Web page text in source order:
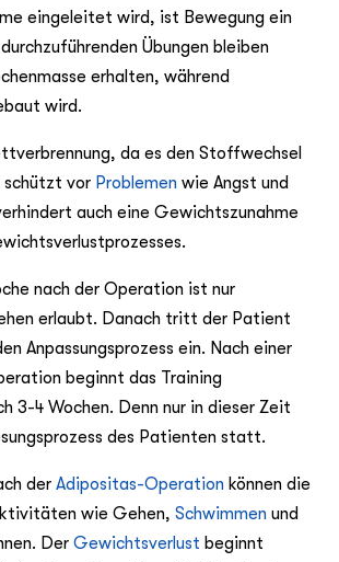
eingeleitet wird, ist Bewegung ein
Übungen bleiben
erhalten, während
wird.
da es den Stoffwechsel
schützt vor Problemen wie Angst und
auch eine Gewichtszunahme
nach der Operation ist nur
erlaubt. Danach tritt der Patient
Anpassungsprozess ein. Nach einer
beginnt das Training
3-4 Wochen. Denn nur in dieser Zeit
des Patienten statt.
der Adipositas-Operation können die
wie Gehen, Schwimmen und
Der Gewichtsverlust beginnt